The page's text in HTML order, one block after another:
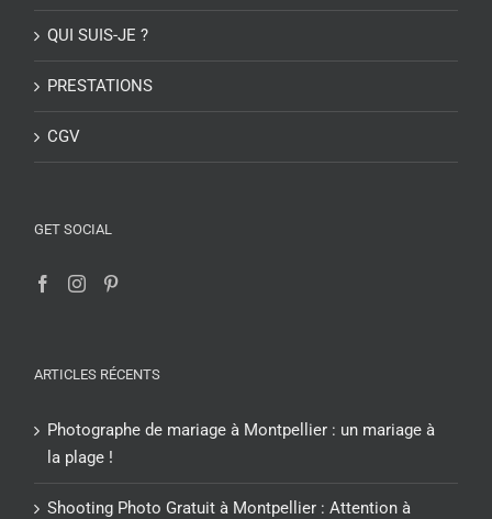
QUI SUIS-JE ?
PRESTATIONS
CGV
GET SOCIAL
ARTICLES RÉCENTS
Photographe de mariage à Montpellier : un mariage à
la plage !
Shooting Photo Gratuit à Montpellier : Attention à